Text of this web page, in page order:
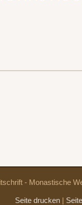
- Monastische
Seite drucken